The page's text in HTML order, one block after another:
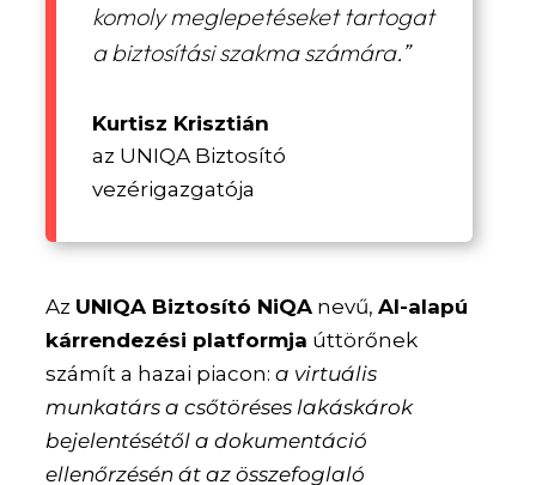
komoly meglepetéseket tartogat
a biztosítási szakma számára.”
Kurtisz Krisztián
az UNIQA Biztosító
vezérigazgatója
Az UNIQA Biztosító NiQA nevű,AI-alapú
kárrendezési platformja úttörőnek
számít a hazai piacon:a virtuális
munkatárs a csőtöréses lakáskárok
bejelentésétől a dokumentáció
ellenőrzésén át az összefoglaló